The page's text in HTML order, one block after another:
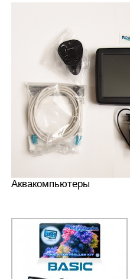
Аквакомпьютеры